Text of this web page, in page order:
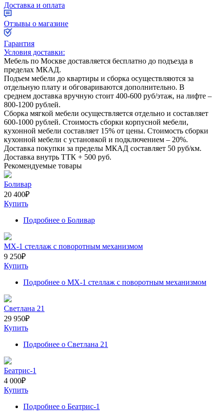
Доставка и оплата
Отзывы о магазине
Гарантия
Условия доставки:
Мебель по Москве доставляется бесплатно до подъезда в
пределах МКАД.
Подъем мебели до квартиры и сборка осуществляются за
отдельную плату и обговариваются дополнительно. В
среднем доставка вручную стоит 400-600 руб/этаж, на лифте –
800-1200 рублей.
Сборка мягкой мебели осуществляется отдельно и составляет
600-1000 рублей. Стоимость сборки корпусной мебели,
кухонной мебели составляет 15% от цены. Стоимость сборки
кухонной мебели с установкой и подключением – 20%.
Доставка покупки за пределы МКАД составляет 50 руб/км.
Доставка внутрь ТТК + 500 руб.
Рекомендуемые товары
Боливар
20 400₽
Купить
Подробнее о Боливар
МХ-1 стеллаж с поворотным механизмом
9 250₽
Купить
Подробнее о МХ-1 стеллаж с поворотным механизмом
Светлана 21
29 950₽
Купить
Подробнее о Светлана 21
Беатрис-1
4 000₽
Купить
Подробнее о Беатрис-1